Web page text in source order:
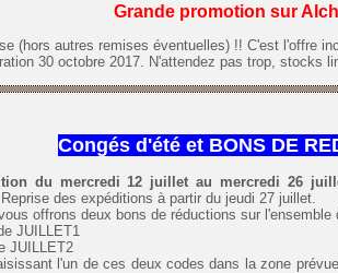
Grande promotion sur
(hors autres remises éventuelles) !! C'est l'offre
30 octobre 2017. N'attendez pas trop, stocks
Congés d'été et BONS DE
du mercredi 12 juillet au mercredi 26
des expéditions à partir du jeudi 27 juillet.
offrons deux bons de réductions sur
JUILLET1
JUILLET2
l'un de ces deux codes dans la zone